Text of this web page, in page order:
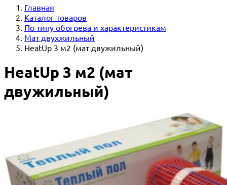
Главная
Каталог товаров
По типу обогрева и характеристикам
Мат двухжильный
HeatUp 3 м2 (мат двужильный)
HeatUp 3 м2 (мат
двужильный)